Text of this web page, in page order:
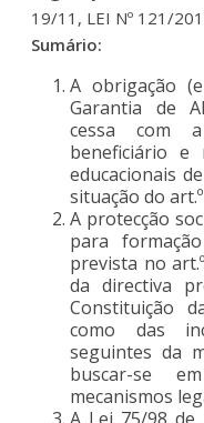
19/11, LEI Nº 121/
Sumário:
A obrigação
Garantia de
cessa com
beneficiário e
educacionais
situação do
A protecção
para
prevista no
da directiva
Constituição
como das
seguintes da
buscar-se
mecanismos